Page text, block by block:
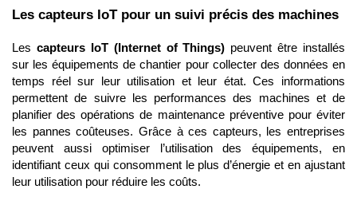
Les capteurs IoT pour un suivi précis des machines
Les capteurs IoT (Internet of Things) peuvent être installés
sur les équipements de chantier pour collecter des données en
temps réel sur leur utilisation et leur état. Ces informations
permettent de suivre les performances des machines et de
planifier des opérations de maintenance préventive pour éviter
les pannes coûteuses. Grâce à ces capteurs, les entreprises
peuvent aussi optimiser l’utilisation des équipements, en
identifiant ceux qui consomment le plus d’énergie et en ajustant
leur utilisation pour réduire les coûts.